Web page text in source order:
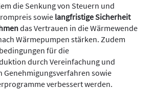
die Senkung von Steuern und
sowie langfristige Sicherheit
das Vertrauen in die Wärmewende
Wärmepumpen stärken. Zudem
für die
durch Vereinfachung und
Genehmigungsverfahren sowie
verbessert werden.